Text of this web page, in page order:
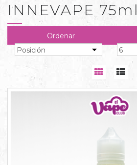
INNEVAPE 75ml
Ordenar